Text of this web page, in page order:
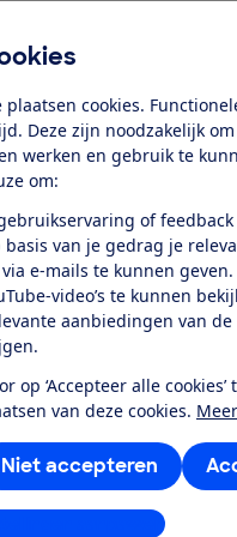
plaatsen cookies.
Deze zijn noodzakelijk
werken en gebruik te
om:
of
basis van je gedrag je
e-mails te kunnen geven.
video’s te kunnen
aanbiedingen van
op ‘Accepteer alle
van deze cookies.
Niet accepteren
aanpassen
bepaalde prijs te
miljoen euro
overeen met het
Consumentenbond:
van LG en de
Dat helpt ons in
Stichting
met
op de televisiemarkt
merken televisies,
ongeveer 12% te veel
het teveel